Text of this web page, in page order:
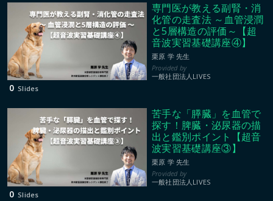
00:28:57
専門医が教える副腎・消
化管の走査法 ～血管浸潤
と5層構造の評価～【超
音波実習基礎講座④】
栗原 学 先生
一般社団法人LIVES
0 Slides
01:00:37
苦手な「膵臓」を血管で
探す！脾臓・泌尿器の描
出と鑑別ポイント【超音
波実習基礎講座③】
栗原 学 先生
一般社団法人LIVES
0 Slides